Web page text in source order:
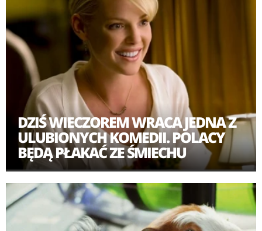
DZIŚ WIECZOREM WRACA JEDNA Z
ULUBIONYCH KOMEDII. POLACY
BĘDĄ PŁAKAĆ ZE ŚMIECHU